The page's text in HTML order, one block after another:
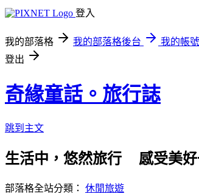
登入
我的部落格 我的部落格後台
我的帳號
登出
奇緣童話。旅行誌
跳到主文
生活中，悠然旅行    感受美
部落格全站分類： 休閒旅遊